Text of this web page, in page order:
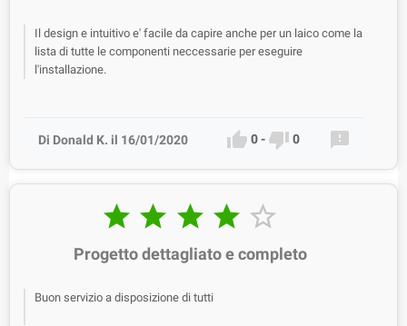
Il design e intuitivo e' facile da capire anche per un laico come la
lista di tutte le componenti neccessarie per eseguire
l'installazione.
Di Donald K. il 16/01/2020  0-  0 
    
Progetto dettagliato e completo
Buon servizio a disposizione di tutti